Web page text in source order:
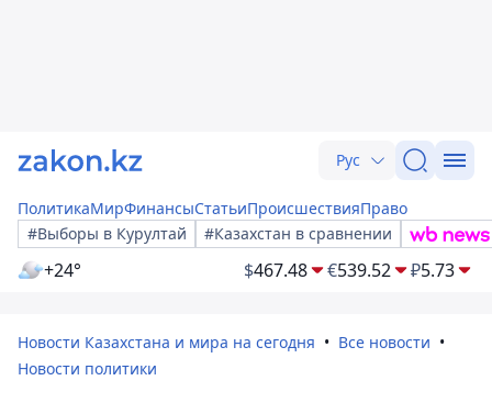
Рус
ПолитикаМирФинансыСтатьиПроисшествияПраво
#Выборы в Курултай
#Казахстан в сравнении
+24° $467.48 €539.52 ₽5.73
Новости Казахстана и мира на сегодня
Все новости
Новости политики